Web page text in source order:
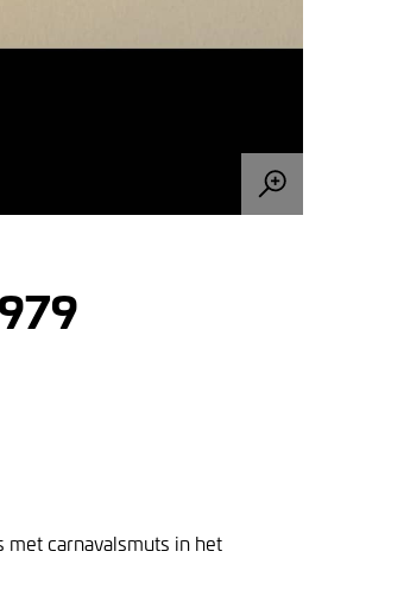
met carnavalsmuts in het